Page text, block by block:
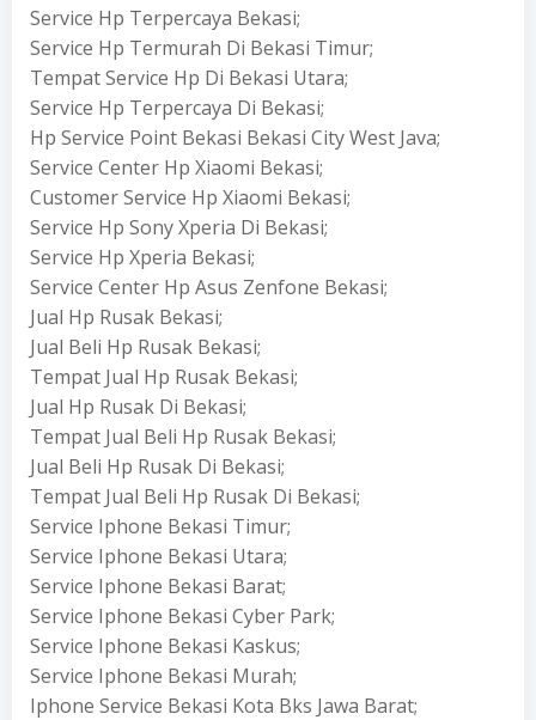
Service Hp Terpercaya Bekasi;
Service Hp Termurah Di Bekasi Timur;
Tempat Service Hp Di Bekasi Utara;
Service Hp Terpercaya Di Bekasi;
Hp Service Point Bekasi Bekasi City West Java;
Service Center Hp Xiaomi Bekasi;
Customer Service Hp Xiaomi Bekasi;
Service Hp Sony Xperia Di Bekasi;
Service Hp Xperia Bekasi;
Service Center Hp Asus Zenfone Bekasi;
Jual Hp Rusak Bekasi;
Jual Beli Hp Rusak Bekasi;
Tempat Jual Hp Rusak Bekasi;
Jual Hp Rusak Di Bekasi;
Tempat Jual Beli Hp Rusak Bekasi;
Jual Beli Hp Rusak Di Bekasi;
Tempat Jual Beli Hp Rusak Di Bekasi;
Service Iphone Bekasi Timur;
Service Iphone Bekasi Utara;
Service Iphone Bekasi Barat;
Service Iphone Bekasi Cyber Park;
Service Iphone Bekasi Kaskus;
Service Iphone Bekasi Murah;
Iphone Service Bekasi Kota Bks Jawa Barat;